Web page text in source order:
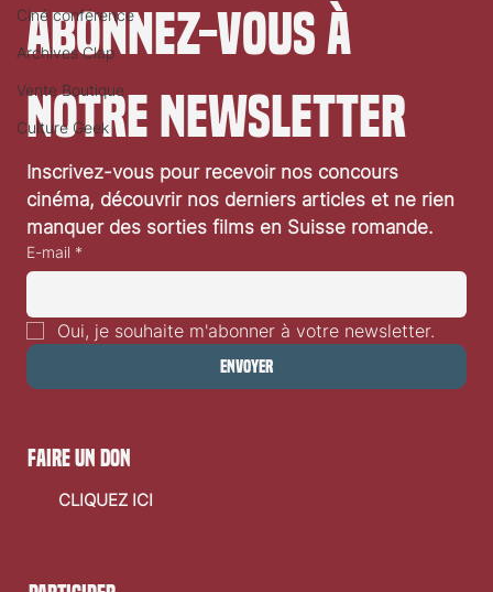
Ciné conférence
Archives Clap
Vente Boutique
Culture Geek
Une nouvelle version de L'Affaire Thomas Crown
en 2027 teaser
Abonnez-vous à
notre newsletter
Inscrivez-vous pour recevoir nos concours
cinéma, découvrir nos derniers articles et ne rien
manquer des sorties films en Suisse romande.
E-mail *
Oui, je souhaite m'abonner à votre newsletter.
Envoyer
faire un don
CLIQUEZ ICI